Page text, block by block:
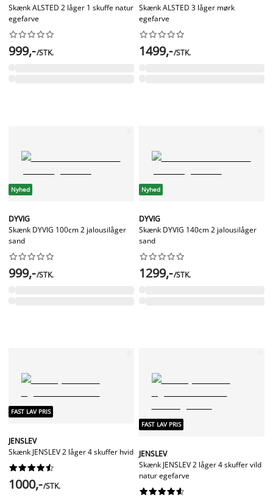
Skænk ALSTED 2 låger 1 skuffe natur
egefarve






999,-/STK.
Skænk ALSTED 3 låger mørk
egefarve






1499,-/STK.
Nyhed
DYVIG
Skænk DYVIG 100cm 2 jalousilåger
sand






999,-/STK.
Nyhed
DYVIG
Skænk DYVIG 140cm 2 jalousilåger
sand






1299,-/STK.
FAST LAV PRIS
JENSLEV
Skænk JENSLEV 2 låger 4 skuffer hvid






1000,-/STK.
FAST LAV PRIS
JENSLEV
Skænk JENSLEV 2 låger 4 skuffer vild
natur egefarve





